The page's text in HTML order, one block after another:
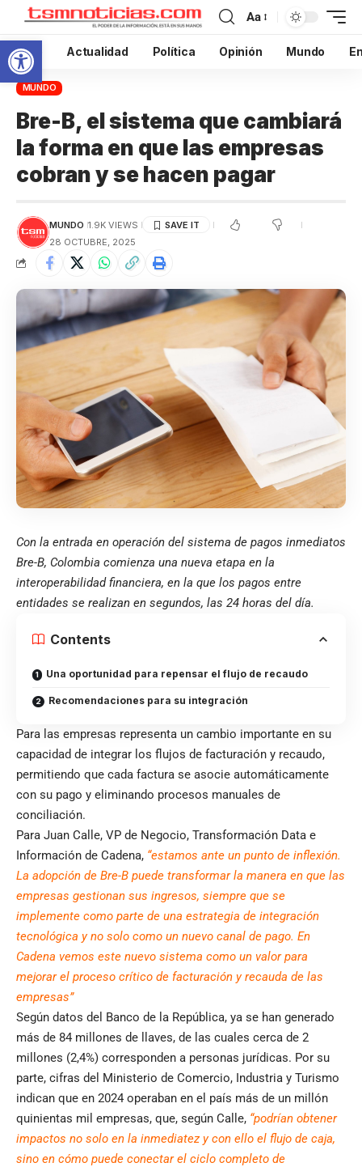
Abrir barra de herramientas
Aa
Inicio Actualidad Política Opinión Mundo
MUNDO
Bre-B, el sistema que cambiará
la forma en que las empresas
cobran y se hacen pagar
MUNDO 1.9K VIEWS
28 OCTUBRE, 2025
Con la entrada en operación del sistema de pagos inmediatos
Bre-B, Colombia comienza una nueva etapa en la
interoperabilidad financiera, en la que los pagos entre
entidades se realizan en segundos, las 24 horas del día.
Contents
Una oportunidad para repensar el flujo de recaudo
Recomendaciones para su integración
Para las empresas representa un cambio importante en su
capacidad de integrar los flujos de facturación y recaudo,
permitiendo que cada factura se asocie automáticamente
con su pago y eliminando procesos manuales de
conciliación.
Para Juan Calle, VP de Negocio, Transformación Data e
Información de Cadena, “estamos ante un punto de inflexión.
La adopción de Bre-B puede transformar la manera en que las
empresas gestionan sus ingresos, siempre que se
implemente como parte de una estrategia de integración
tecnológica y no solo como un nuevo canal de pago. En
Cadena vemos este nuevo sistema como un valor para
mejorar el proceso crítico de facturación y recauda de las
empresas”
Según datos del Banco de la República, ya se han generado
más de 84 millones de llaves, de las cuales cerca de 2
millones (2,4%) corresponden a personas jurídicas. Por su
parte, cifras del Ministerio de Comercio, Industria y Turismo
indican que en 2024 operaban en el país más de un millón
quinientas mil empresas, que, según Calle, “podrían obtener
impactos no solo en la inmediatez y con ello el flujo de caja,
sino en cómo puede conectar el ciclo completo de